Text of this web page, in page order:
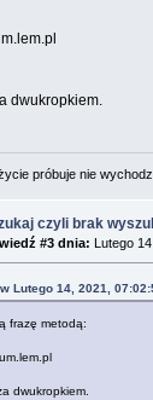
dwukropkiem.
życie próbuje nie
czyli brak
#3 dnia: Lutego
Lutego 14, 2021,
frazę metodą:
dwukropkiem.